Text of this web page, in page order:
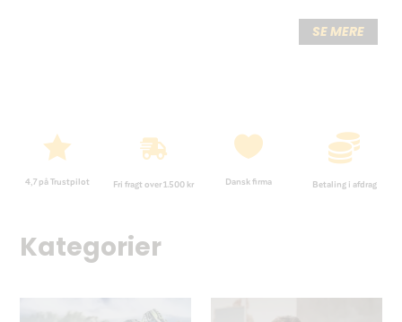
SE MERE

4,7 på Trustpilot

Fri fragt over 1.500 kr

Dansk firma

Betaling i afdrag
Kategorier